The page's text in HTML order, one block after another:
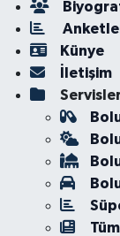
Künye
İletişim